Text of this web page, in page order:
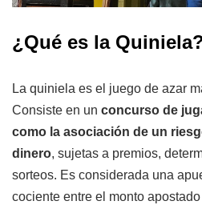
¿Qué es la
La quiniela es el juego de azar
Consiste en un concurso de
como la asociación de un
dinero, sujetas a premios,
sorteos. Es considerada una
cociente entre el monto